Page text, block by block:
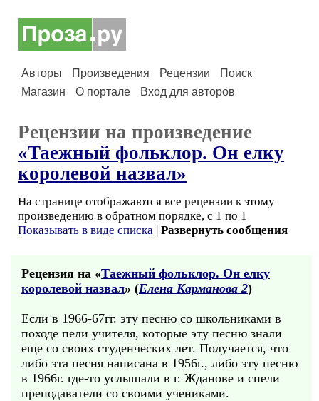
Авторы Произведения Рецензии
Поиск
Магазин
О портале Вход для авторов
Рецензии на произведение
«Таежный фольклор. Он елку
королевой назвал»
На странице отображаются все рецензии к этому
произведению в обратном порядке, с 1 по 1
Показывать в виде списка | Развернуть сообщения
Рецензия на «Таежный фольклор. Он елку
королевой назвал» (Елена Карманова 2)
Если в 1966-67гг. эту песню со школьниками в
походе пели учителя, которые эту песню знали
еще со своих студенческих лет. Получается, что
либо эта песня написана в 1956г., либо эту песню
в 1966г. где-то услышали в г. Жданове и спели
преподаватели со своими учениками.